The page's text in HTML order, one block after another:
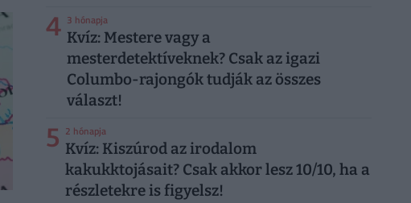
4 3 hónapja
Kvíz: Mestere vagy a
mesterdetektíveknek? Csak az igazi
Columbo-rajongók tudják az összes
választ!
5 2 hónapja
Kvíz: Kiszúrod az irodalom
kakukktojásait? Csak akkor lesz 10/10, ha a
részletekre is figyelsz!